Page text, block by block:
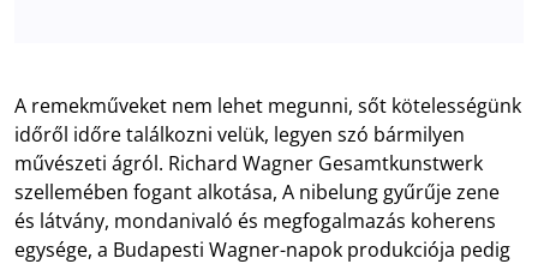
A remekműveket nem lehet megunni, sőt kötelességünk
időről időre találkozni velük, legyen szó bármilyen
művészeti ágról. Richard Wagner Gesamtkunstwerk
szellemében fogant alkotása, A nibelung gyűrűje zene
és látvány, mondanivaló és megfogalmazás koherens
egysége, a Budapesti Wagner-napok produkciója pedig